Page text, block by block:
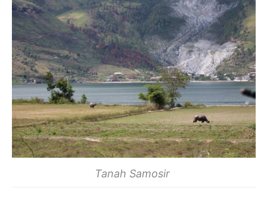
Tanah Samosir